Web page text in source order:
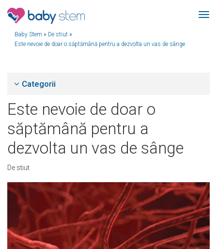
Baby Stem » De stiut »
Este nevoie de doar o săptămână pentru a dezvolta un vas de sânge
Categorii
Este nevoie de doar o
săptămână pentru a
dezvolta un vas de sânge
De stiut